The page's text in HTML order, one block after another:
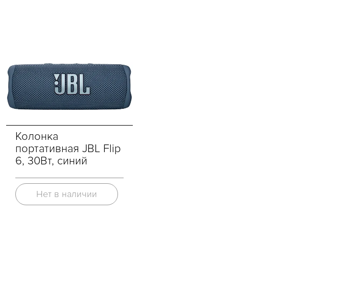
Колонка
портативная JBL Flip
6, 30Вт, синий
Нет в наличии